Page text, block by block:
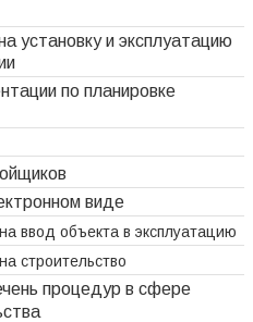
установку и эксплуатацию
по планировке
виде
ввод объекта в эксплуатацию
строительство
процедур в сфере